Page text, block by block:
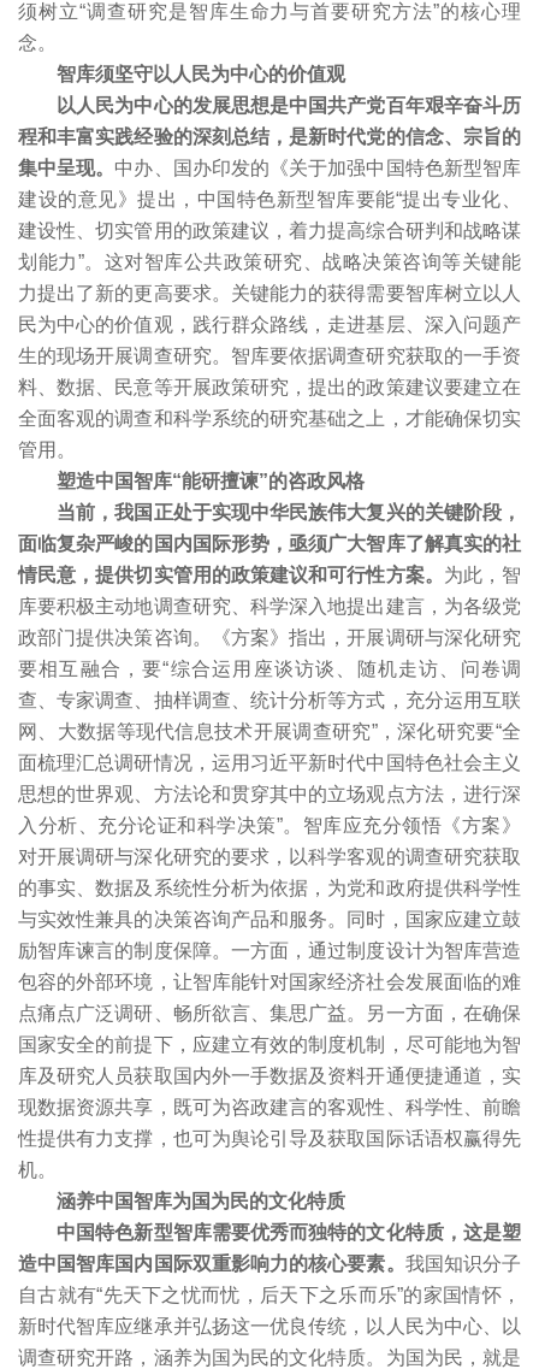
须树立“调查研究是智库生命力与首要研究方法”的核心理
念。
智库须坚守以人民为中心的价值观
以人民为中心的发展思想是中国共产党百年艰辛奋斗历
程和丰富实践经验的深刻总结，是新时代党的信念、宗旨的
集中呈现。 中办、国办印发的《关于加强中国特色新型智库
建设的意见》提出，中国特色新型智库要能“提出专业化、
建设性、切实管用的政策建议，着力提高综合研判和战略谋
划能力”。这对智库公共政策研究、战略决策咨询等关键能
力提出了新的更高要求。关键能力的获得需要智库树立以人
民为中心的价值观，践行群众路线，走进基层、深入问题产
生的现场开展调查研究。智库要依据调查研究获取的一手资
料、数据、民意等开展政策研究，提出的政策建议要建立在
全面客观的调查和科学系统的研究基础之上，才能确保切实
管用。
塑造中国智库“能研擅谏”的咨政风格
当前，我国正处于实现中华民族伟大复兴的关键阶段，
面临复杂严峻的国内国际形势，亟须广大智库了解真实的社
情民意，提供切实管用的政策建议和可行性方案。 为此，智
库要积极主动地调查研究、科学深入地提出建言，为各级党
政部门提供决策咨询。《方案》指出，开展调研与深化研究
要相互融合，要“综合运用座谈访谈、随机走访、问卷调
查、专家调查、抽样调查、统计分析等方式，充分运用互联
网、大数据等现代信息技术开展调查研究”，深化研究要“全
面梳理汇总调研情况，运用习近平新时代中国特色社会主义
思想的世界观、方法论和贯穿其中的立场观点方法，进行深
入分析、充分论证和科学决策”。智库应充分领悟《方案》
对开展调研与深化研究的要求，以科学客观的调查研究获取
的事实、数据及系统性分析为依据，为党和政府提供科学性
与实效性兼具的决策咨询产品和服务。同时，国家应建立鼓
励智库谏言的制度保障。一方面，通过制度设计为智库营造
包容的外部环境，让智库能针对国家经济社会发展面临的难
点痛点广泛调研、畅所欲言、集思广益。另一方面，在确保
国家安全的前提下，应建立有效的制度机制，尽可能地为智
库及研究人员获取国内外一手数据及资料开通便捷通道，实
现数据资源共享，既可为咨政建言的客观性、科学性、前瞻
性提供有力支撑，也可为舆论引导及获取国际话语权赢得先
机。
涵养中国智库为国为民的文化特质
中国特色新型智库需要优秀而独特的文化特质，这是塑
造中国智库国内国际双重影响力的核心要素。 我国知识分子
自古就有“先天下之忧而忧，后天下之乐而乐”的家国情怀，
新时代智库应继承并弘扬这一优良传统，以人民为中心、以
调查研究开路，涵养为国为民的文化特质。为国为民，就是